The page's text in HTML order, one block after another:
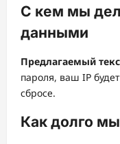
С кем мы
данными
Предлагаемый
пароля, ваш IP
сбросе.
Как долго